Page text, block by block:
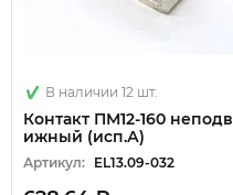
В наличии 12 шт.
Контакт ПМ12-160 неподв
ижный (исп.А)
Артикул: EL13.09-032